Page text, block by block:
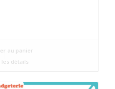
au panier
détails